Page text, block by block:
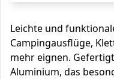
Leichte und
Campingausflüge,
mehr eignen.
Aluminium, das